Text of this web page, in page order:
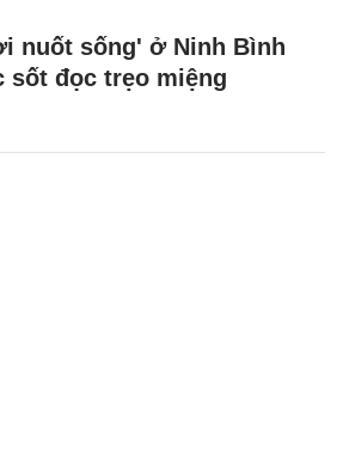
nuốt sống' ở Ninh Bình
sốt đọc trẹo miệng